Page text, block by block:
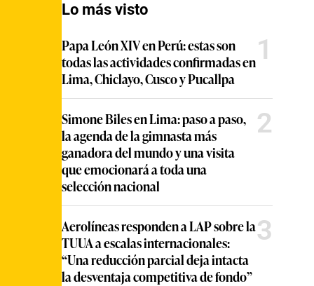
Lo más visto
Papa León XIV en Perú: estas son
todas las actividades confirmadas en
Lima, Chiclayo, Cusco y Pucallpa
1
Simone Biles en Lima: paso a paso,
la agenda de la gimnasta más
ganadora del mundo y una visita
que emocionará a toda una
selección nacional
2
Aerolíneas responden a LAP sobre la
TUUA a escalas internacionales:
“Una reducción parcial deja intacta
la desventaja competitiva de fondo”
3